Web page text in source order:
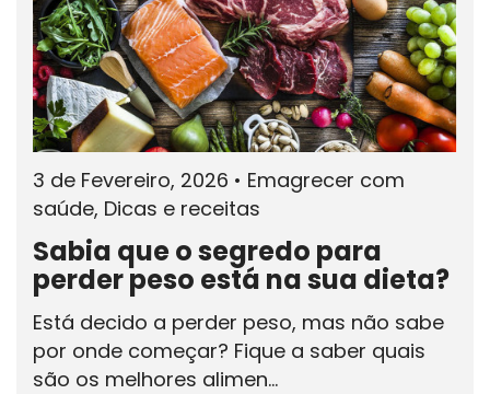
3 de Fevereiro, 2026 • Emagrecer com
saúde, Dicas e receitas
Sabia que o segredo para
perder peso está na sua dieta?
Está decido a perder peso, mas não sabe
por onde começar? Fique a saber quais
são os melhores alimen...